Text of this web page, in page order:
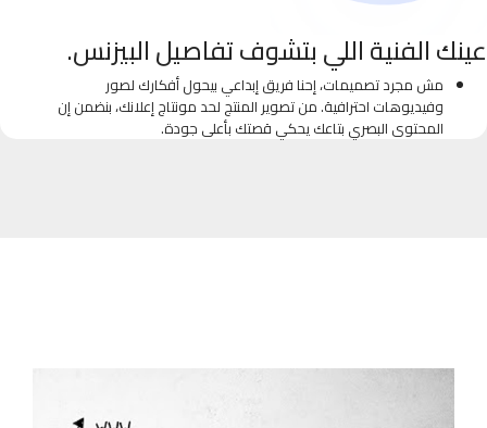
عينك الفنية اللي بتشوف تفاصيل البيزنس.
مش مجرد تصميمات، إحنا فريق إبداعي بيحول أفكارك لصور
وفيديوهات احترافية. من تصوير المنتج لحد مونتاج إعلانك، بنضمن إن
المحتوى البصري بتاعك يحكي قصتك بأعلى جودة.